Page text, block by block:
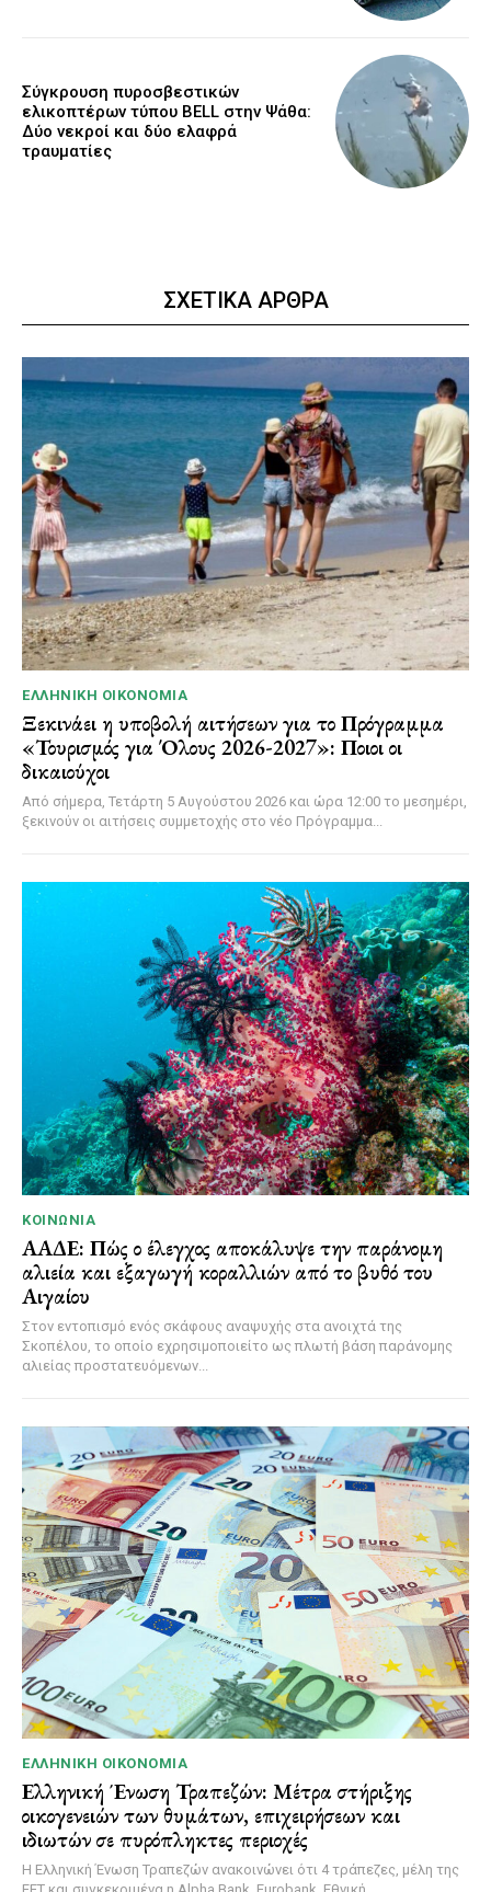
Σύγκρουση πυροσβεστικών
ελικοπτέρων τύπου BELL στην Ψάθα:
Δύο νεκροί και δύο ελαφρά
τραυματίες
ΣΧΕΤΙΚΑ ΑΡΘΡΑ
ΕΛΛΗΝΙΚΉ ΟΙΚΟΝΟΜΊΑ
Ξεκινάει η υποβολή αιτήσεων για το Πρόγραμμα
«Τουρισμός για Όλους 2026-2027»: Ποιοι οι
δικαιούχοι
Από σήμερα, Τετάρτη 5 Αυγούστου 2026 και ώρα 12:00 το μεσημέρι,
ξεκινούν οι αιτήσεις συμμετοχής στο νέο Πρόγραμμα...
ΚΟΙΝΩΝΊΑ
ΑΑΔΕ: Πώς ο έλεγχος αποκάλυψε την παράνομη
αλιεία και εξαγωγή κοραλλιών από το βυθό του
Αιγαίου
Στον εντοπισμό ενός σκάφους αναψυχής στα ανοιχτά της
Σκοπέλου, το οποίο εχρησιμοποιείτο ως πλωτή βάση παράνομης
αλιείας προστατευόμενων...
ΕΛΛΗΝΙΚΉ ΟΙΚΟΝΟΜΊΑ
Ελληνική Ένωση Τραπεζών: Μέτρα στήριξης
οικογενειών των θυμάτων, επιχειρήσεων και
ιδιωτών σε πυρόπληκτες περιοχές
Η Ελληνική Ένωση Τραπεζών ανακοινώνει ότι 4 τράπεζες, μέλη της